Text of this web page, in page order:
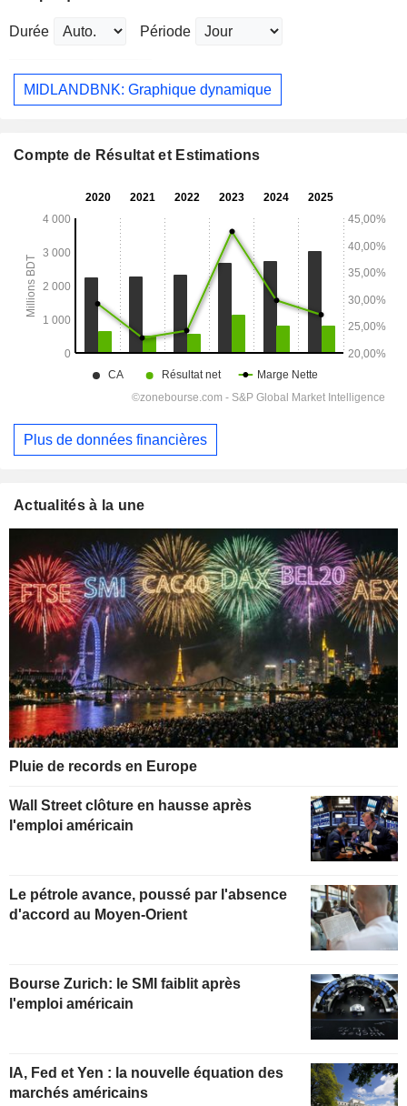
Durée Période
MIDLANDBNK: Graphique dynamique
Compte de Résultat et Estimations
Plus de données financières
Actualités à la une
Pluie de records en Europe
Wall Street clôture en hausse après
l'emploi américain
Le pétrole avance, poussé par l'absence
d'accord au Moyen-Orient
Bourse Zurich: le SMI faiblit après
l'emploi américain
IA, Fed et Yen : la nouvelle équation des
marchés américains